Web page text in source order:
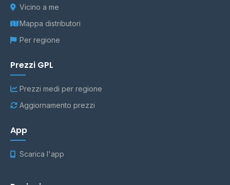
Vicino a me
Mappa distributori
Per regione
Prezzi GPL
Prezzi medi per regione
Aggiornamento prezzi
App
Scarica l'app